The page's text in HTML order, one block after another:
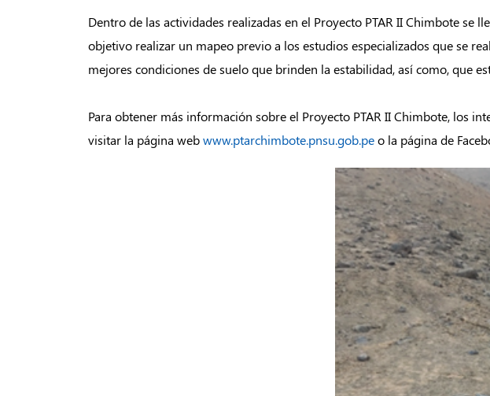
Dentro de las actividades realizadas en el Proyecto PTAR II Chimbote
objetivo realizar un mapeo previo a los estudios especializados que se
mejores condiciones de suelo que brinden la estabilidad, así como, que
Para obtener más información sobre el Proyecto PTAR II Chimbote, los
visitar la página webwww.ptarchimbote.pnsu.gob.peo la página de